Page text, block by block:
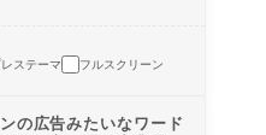
ステーマ
フルスクリーン
の広告みたいなワード